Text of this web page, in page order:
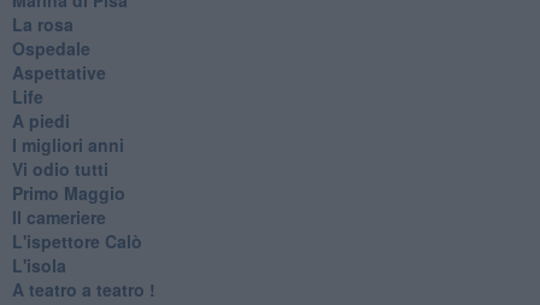
La rosa
Ospedale
Aspettative
Life
A piedi
I migliori anni
Vi odio tutti
Primo Maggio
Il cameriere
L'ispettore Calò
L'isola
A teatro a teatro !